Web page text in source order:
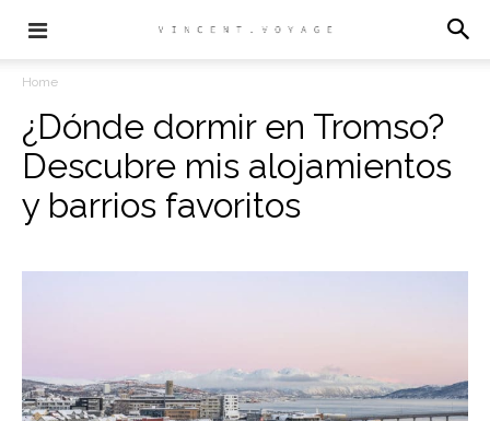
Home
¿Dónde dormir en Tromso?
Descubre mis alojamientos
y barrios favoritos